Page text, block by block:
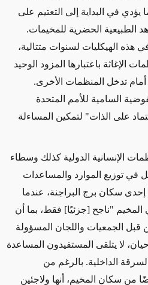
يؤدي في البداية إلى التعتيم على
الطبيعية الحضرية للمخيمات.
هذه الهيكليات لسنوات متتالية،
الإغاثة باعتبارها المزود الوحيد
أمام تدخل المنظمات الأخرى.
السامية للأمم المتحدة
على الذات" لتمكين المساءلة
الإنسانية الدولية كذلك وسطاء
توزيع الموارد والمساعدات
إحدى سكان برج البراجنة، عندما
المخيم "ناجح [جزئيًا] فقط، بما أن
قبل الجمعيات واللجان المسؤولة
لا يتلقى المستفيدون المساعدة
الداخلية. بالرغم من
من سكان المخيم، أنها ولاجئين